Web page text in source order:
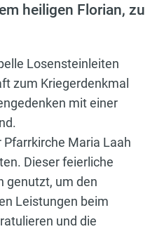
heiligen Florian, zu
Losensteinleiten
zum Kriegerdenkmal
mit einer
Maria Laah
Dieser feierliche
genutzt, um den
Leistungen beim
und die